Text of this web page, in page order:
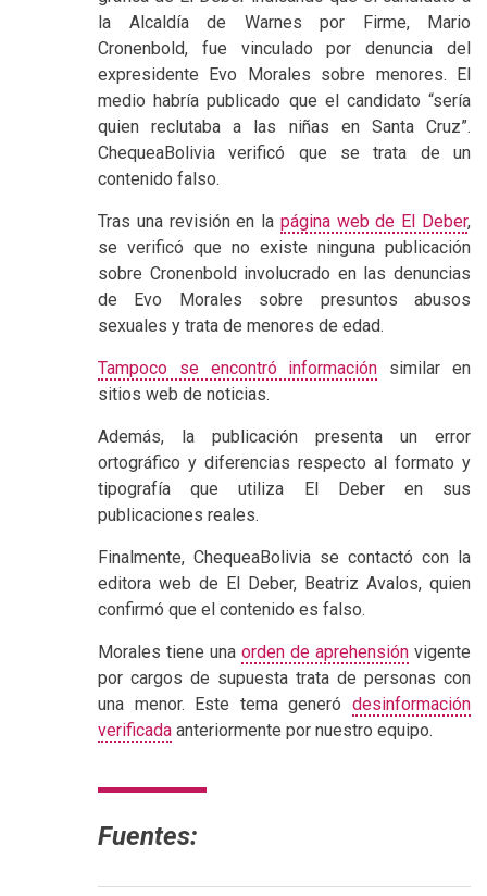
la Alcaldía de Warnes por Firme, Mario
Cronenbold, fue vinculado por denuncia del
expresidente Evo Morales sobre menores. El
medio habría publicado que el candidato “sería
quien reclutaba a las niñas en Santa Cruz”.
ChequeaBolivia verificó que se trata de un
contenido falso.
Tras una revisión en la página web de El Deber,
se verificó que no existe ninguna publicación
sobre Cronenbold involucrado en las denuncias
de Evo Morales sobre presuntos abusos
sexuales y trata de menores de edad.
Tampoco se encontró información similar en
sitios web de noticias.
Además, la publicación presenta un error
ortográfico y diferencias respecto al formato y
tipografía que utiliza El Deber en sus
publicaciones reales.
Finalmente, ChequeaBolivia se contactó con la
editora web de El Deber, Beatriz Avalos, quien
confirmó que el contenido es falso.
Morales tiene una orden de aprehensión vigente
por cargos de supuesta trata de personas con
una menor. Este tema generó desinformación
verificada anteriormente por nuestro equipo.
Fuentes: